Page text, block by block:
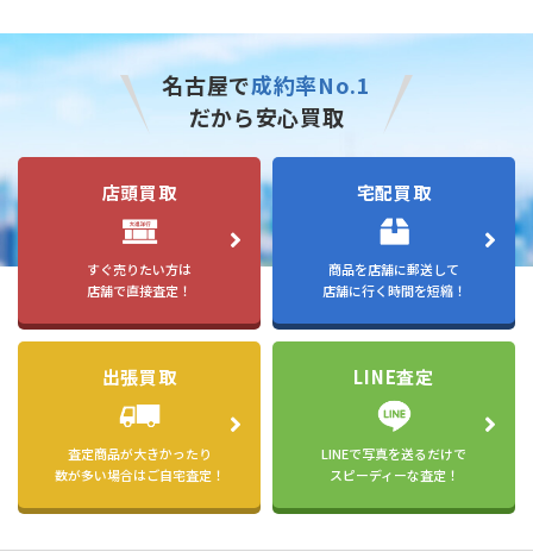
名古屋で成約率No.1
だから安心買取
店頭買取
すぐ売りたい方は
店舗で直接査定！
宅配買取
商品を店舗に郵送して
店舗に行く時間を短縮！
出張買取
査定商品が大きかったり
数が多い場合はご自宅査定！
LINE査定
LINEで写真を送るだけで
スピーディーな査定！